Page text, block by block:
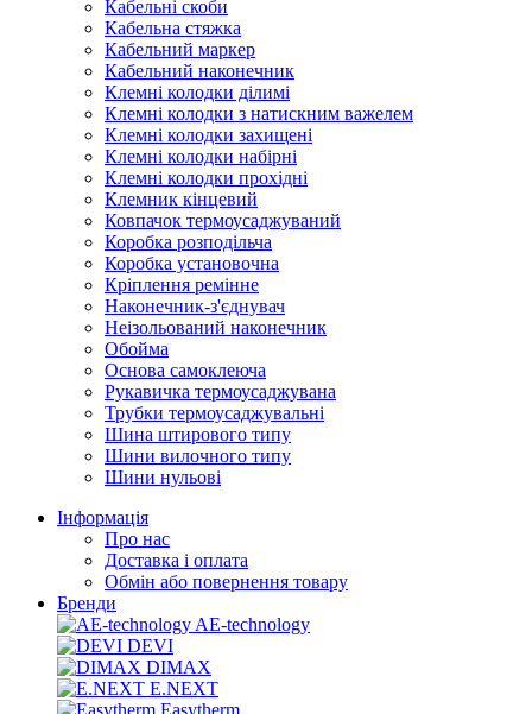
Кабельні скоби
Кабельна стяжка
Кабельний маркер
Кабельний наконечник
Клемні колодки ділимі
Клемні колодки з натискним важелем
Клемні колодки захищені
Клемні колодки набірні
Клемні колодки прохідні
Клемник кінцевий
Ковпачок термоусаджуваний
Коробка розподільча
Коробка установочна
Кріплення ремінне
Наконечник-з'єднувач
Неізольований наконечник
Обойма
Основа самоклеюча
Рукавичка термоусаджувана
Трубки термоусаджувальні
Шина штирового типу
Шини вилочного типу
Шини нульові
Інформація
Про нас
Доставка і оплата
Обмін або повернення товару
Бренди
AE-technology
DEVI
DIMAX
E.NEXT
Easytherm